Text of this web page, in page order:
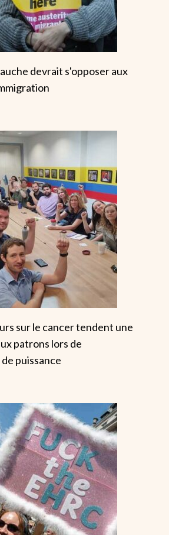
devrait s'opposer aux
sur le cancer tendent une
patrons lors de
puissance